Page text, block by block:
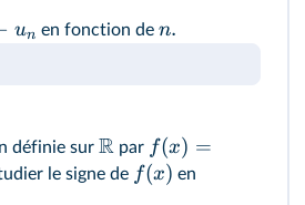
un en fonction de n.
définie sur R par f(x) =
le signe de f(x) en